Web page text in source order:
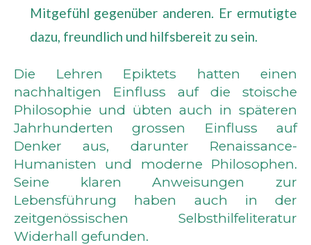
Mitgefühl gegenüber anderen. Er ermutigte
dazu, freundlich und hilfsbereit zu sein.
Die Lehren Epiktets hatten einen
nachhaltigen Einfluss auf die stoische
Philosophie und übten auch in späteren
Jahrhunderten grossen Einfluss auf
Denker aus, darunter Renaissance-
Humanisten und moderne Philosophen.
Seine klaren Anweisungen zur
Lebensführung haben auch in der
zeitgenössischen Selbsthilfeliteratur
Widerhall gefunden.